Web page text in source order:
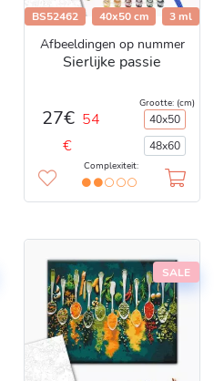
BS52462 40x50 cm 3 ml
Afbeeldingen op nummer
Sierlijke passie
27€ 54
€
Grootte: (cm)
40x50
48x60
Complexiteit:
SALE